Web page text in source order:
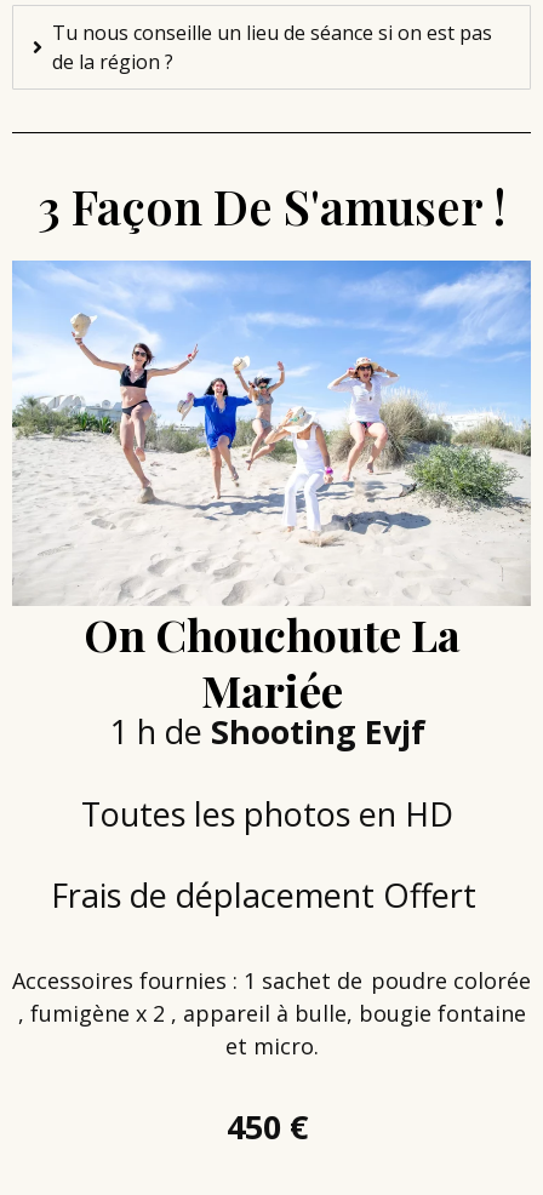
Tu nous conseille un lieu de séance si on est pas
de la région ?
3 Façon De S'amuser !
On Chouchoute La
Mariée
1 h de Shooting Evjf
Toutes les photos en HD
Frais de déplacement Offert
Accessoires fournies : 1 sachet de poudre colorée
, fumigène x 2 , appareil à bulle, bougie fontaine
et micro.
450 €